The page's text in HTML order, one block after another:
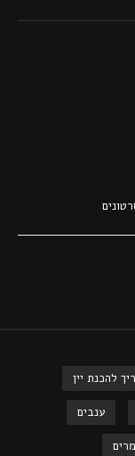
להכנת יין
ענבים